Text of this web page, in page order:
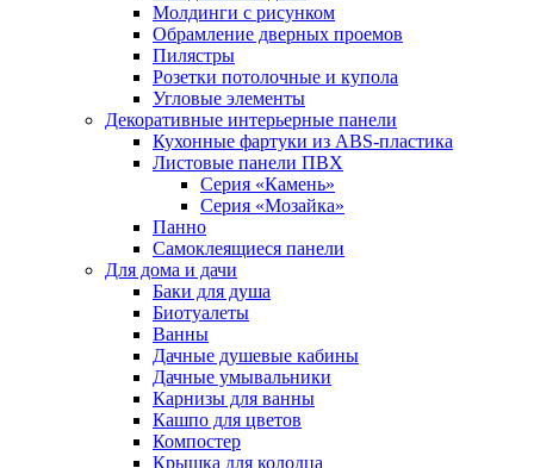
Молдинги с рисунком
Обрамление дверных проемов
Пилястры
Розетки потолочные и купола
Угловые элементы
Декоративные интерьерные панели
Кухонные фартуки из ABS-пластика
Листовые панели ПВХ
Серия «Камень»
Серия «Мозайка»
Панно
Самоклеящиеся панели
Для дома и дачи
Баки для душа
Биотуалеты
Ванны
Дачные душевые кабины
Дачные умывальники
Карнизы для ванны
Кашпо для цветов
Компостер
Крышка для колодца